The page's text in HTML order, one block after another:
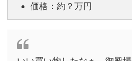
価格：約？万円